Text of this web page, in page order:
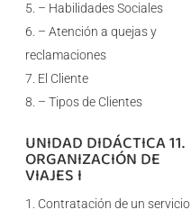
– Habilidades Sociales
– Atención a quejas y
reclamaciones
El Cliente
– Tipos de Clientes
UNIDAD DIDÁCTICA 11.
ORGANIZACIÓN DE
VIAJES I
Contratación de un servicio